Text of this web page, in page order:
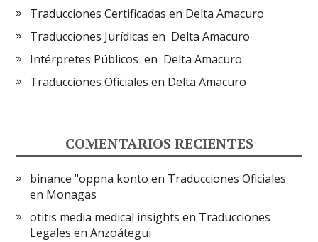
Traducciones Certificadas en Delta Amacuro
Traducciones Jurídicas en Delta Amacuro
Intérpretes Públicos en Delta Amacuro
Traducciones Oficiales en Delta Amacuro
COMENTARIOS RECIENTES
binance "oppna konto en Traducciones Oficiales
en Monagas
otitis media medical insights en Traducciones
Legales en Anzoátegui